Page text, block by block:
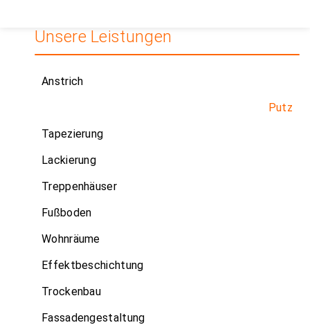
Unsere Leistungen
Anstrich
Putz
Tapezierung
Lackierung
Treppenhäuser
Fußboden
Wohnräume
Effektbeschichtung
Trockenbau
Fassadengestaltung